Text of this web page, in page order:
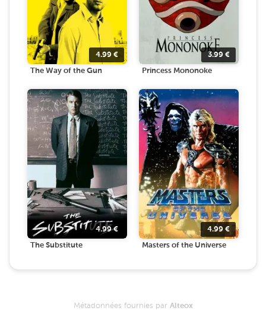
4.99 €
The Way of the Gun
3.99 €
Princess Mononoke
4.99€
The Substitute
4.99 €
Masters of the Universe
Métadonnées fournies par Alteox